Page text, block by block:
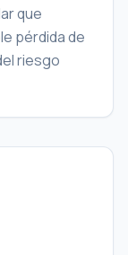
que
pérdida de
riesgo